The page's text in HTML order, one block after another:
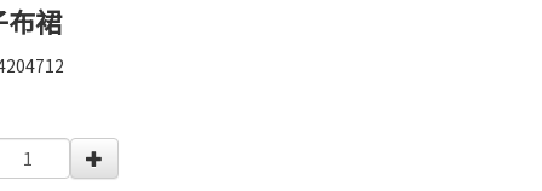
布裙